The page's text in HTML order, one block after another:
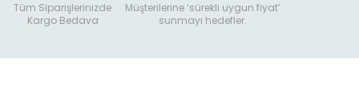
Tüm Siparişlerinizde
Kargo Bedava
Müşterilerine ‘sürekli uygun fiyat’
sunmayı hedefler.